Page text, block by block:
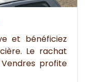
et bénéficiez
Le rachat
profite